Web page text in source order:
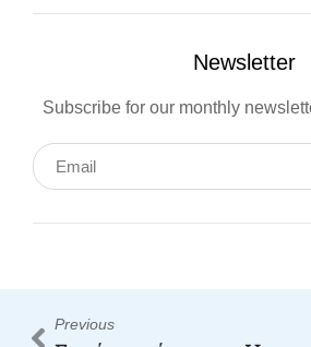
Newsletter
Subscribe for our monthly
Previous